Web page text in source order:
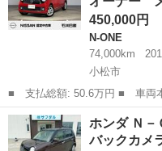
450,000円
N-ONE
74,000km
小松市
■ 支払総額: 50.6万円 ■ 車両本体価格： 450,000 円 ■ メーカー
名： ホンダ ■ 車種名： Ｎ
プレミアム ワンオーナー
ア...
石川 小松市 N-ONE
ホンダ Ｎ
バックカ